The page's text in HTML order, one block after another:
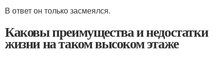
В ответ он только засмеялся.
Каковы преимущества и недостатки
жизни на таком высоком этаже